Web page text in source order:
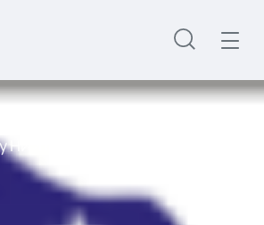
сетевую
НИИ в Мурманске